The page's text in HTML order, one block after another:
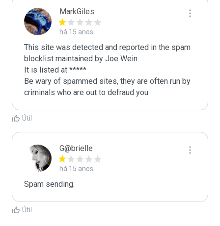
MarkGiles
há 15 anos
This site was detected and reported in the spam
blocklist maintained by Joe Wein.
It is listed at *****
Be wary of spammed sites, they are often run by
criminals who are out to defraud you.
Útil
G@brielle
há 15 anos
Spam sending.
Útil